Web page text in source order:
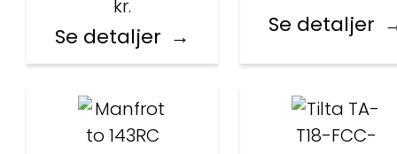
kr.
Se detaljer Se detaljer